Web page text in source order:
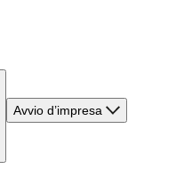
Avvio d’impresa